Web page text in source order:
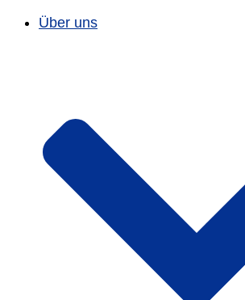
Über uns